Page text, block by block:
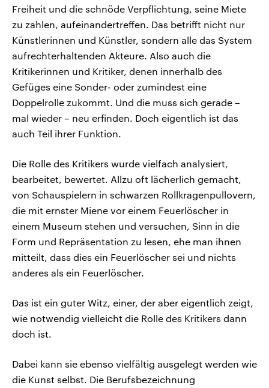
Freiheit und die schnöde Verpflichtung, seine Miete
zu zahlen, aufeinandertreffen. Das betrifft nicht nur
Künstlerinnen und Künstler, sondern alle das System
aufrechterhaltenden Akteure. Also auch die
Kritikerinnen und Kritiker, denen innerhalb des
Gefüges eine Sonder- oder zumindest eine
Doppelrolle zukommt. Und die muss sich gerade –
mal wieder – neu erfinden. Doch eigentlich ist das
auch Teil ihrer Funktion.
Die Rolle des Kritikers wurde vielfach analysiert,
bearbeitet, bewertet. Allzu oft lächerlich gemacht,
von Schauspielern in schwarzen Rollkragenpullovern,
die mit ernster Miene vor einem Feuerlöscher in
einem Museum stehen und versuchen, Sinn in die
Form und Repräsentation zu lesen, ehe man ihnen
mitteilt, dass dies ein Feuerlöscher sei und nichts
anderes als ein Feuerlöscher.
Das ist ein guter Witz, einer, der aber eigentlich zeigt,
wie notwendig vielleicht die Rolle des Kritikers dann
doch ist.
Dabei kann sie ebenso vielfältig ausgelegt werden wie
die Kunst selbst. Die Berufsbezeichnung